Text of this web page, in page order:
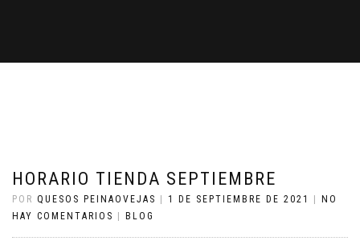
HORARIO TIENDA SEPTIEMBRE
POR QUESOS PEINAOVEJAS 1 DE SEPTIEMBRE DE 2021
NO
HAY COMENTARIOS
BLOG